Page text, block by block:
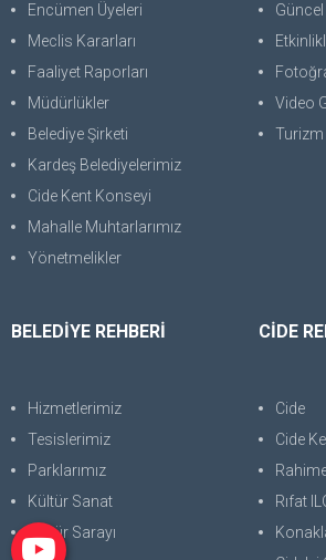
Encümen Üyeleri
Meclis Kararları
Faaliyet Raporları
Müdürlükler
Belediye Şirketi
Kardeş Belediyelerimiz
Cide Kent Konseyi
Mahalle Muhtarlarımız
Yönetmelikler
Video
Turizm
BELEDİYE REHBERİ
Hizmetlerimiz
Tesislerimiz
Parklarımız
Kültür Sanat
Kültür Sarayı
CİDE
Cide
Cide
Rıfat